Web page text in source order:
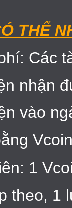
THỂ
Các
nhận
vào
1
theo, 1